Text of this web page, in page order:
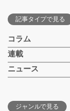
記事タイプで見る
コラム
連載
ニュース
ジャンルで見る